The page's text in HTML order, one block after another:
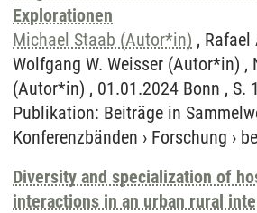
Explorationen
Michael Staab (Autor*in) ,
Wolfgang W. Weisser (Autor*in) ,
(Autor*in) , 01.01.2024 Bonn , S.
Publikation: Beiträge in
Konferenzbänden › Forschung ›
Diversity and specialization of
interactions in an urban rural